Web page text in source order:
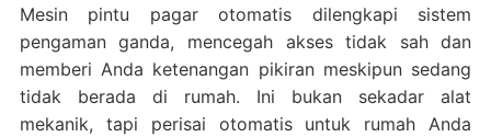
Mesin pintu pagar otomatis dilengkapi sistem
pengaman ganda, mencegah akses tidak sah dan
memberi Anda ketenangan pikiran meskipun sedang
tidak berada di rumah. Ini bukan sekadar alat
mekanik, tapi perisai otomatis untuk rumah Anda